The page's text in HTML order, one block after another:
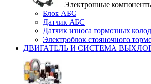
Электронные
Блок АБС
Датчик АБС
Датчик износа тормозных
Электроблок стояночного
ДВИГАТЕЛЬ И СИСТЕМА